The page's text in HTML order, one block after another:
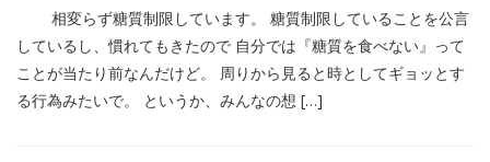
相変らず糖質制限しています。 糖質制限していることを公言
しているし、慣れてもきたので 自分では『糖質を食べない』って
ことが当たり前なんだけど。 周りから見ると時としてギョッとす
る行為みたいで。 というか、みんなの想 […]